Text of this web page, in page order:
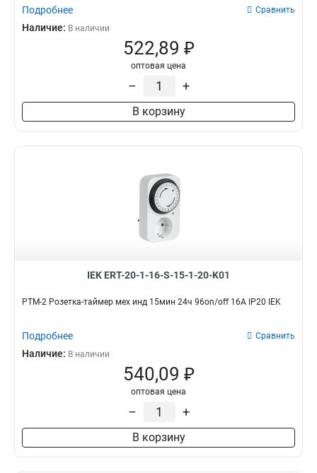
Подробнее Сравнить
Наличие: В наличии
522,89 ₽
оптовая цена
– +
В корзину
IEK ERT-20-1-16-S-15-1-20-K01
РТМ-2 Розетка-таймер мех инд 15мин 24ч 96on/off 16А IP20 IEK
Подробнее Сравнить
Наличие: В наличии
540,09 ₽
оптовая цена
– +
В корзину